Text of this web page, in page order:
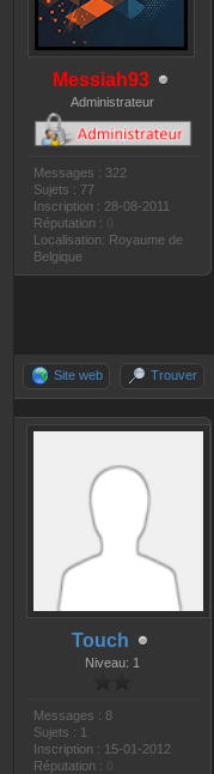
Messiah93
Administrateur
Messages : 322
Sujets : 77
Inscription : 28-08-2011
Réputation :
Localisation: Royaume de
Belgique
Site web Trouver
Touch
Niveau: 1
Messages : 8
Sujets : 1
Inscription : 15-01-2012
Réputation :